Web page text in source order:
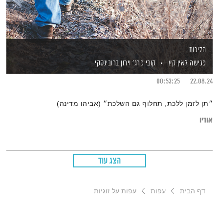
הליכות
פגישה לאין קץ
קובי פרג' וירון ברובינסקי
22.08.24
00:53:25
״תן לזמן ללכת, תחלוף גם השלכת״ (אביהו מדינה)
אודיו
הצג עוד
דף הבית עפות עפות על זוגיות